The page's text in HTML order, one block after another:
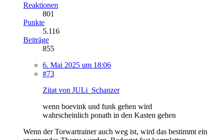
Reaktionen
801
Punkte
5.116
Beiträge
855
6. Mai 2025 um 18:06
#73
Zitat von JULi_Schanzer
wenn boevink und funk gehen wird
wahrscheinlich ponath in den Kasten gehen
Wenn der Torwartrainer auch weg ist, wird das bestimmt ein